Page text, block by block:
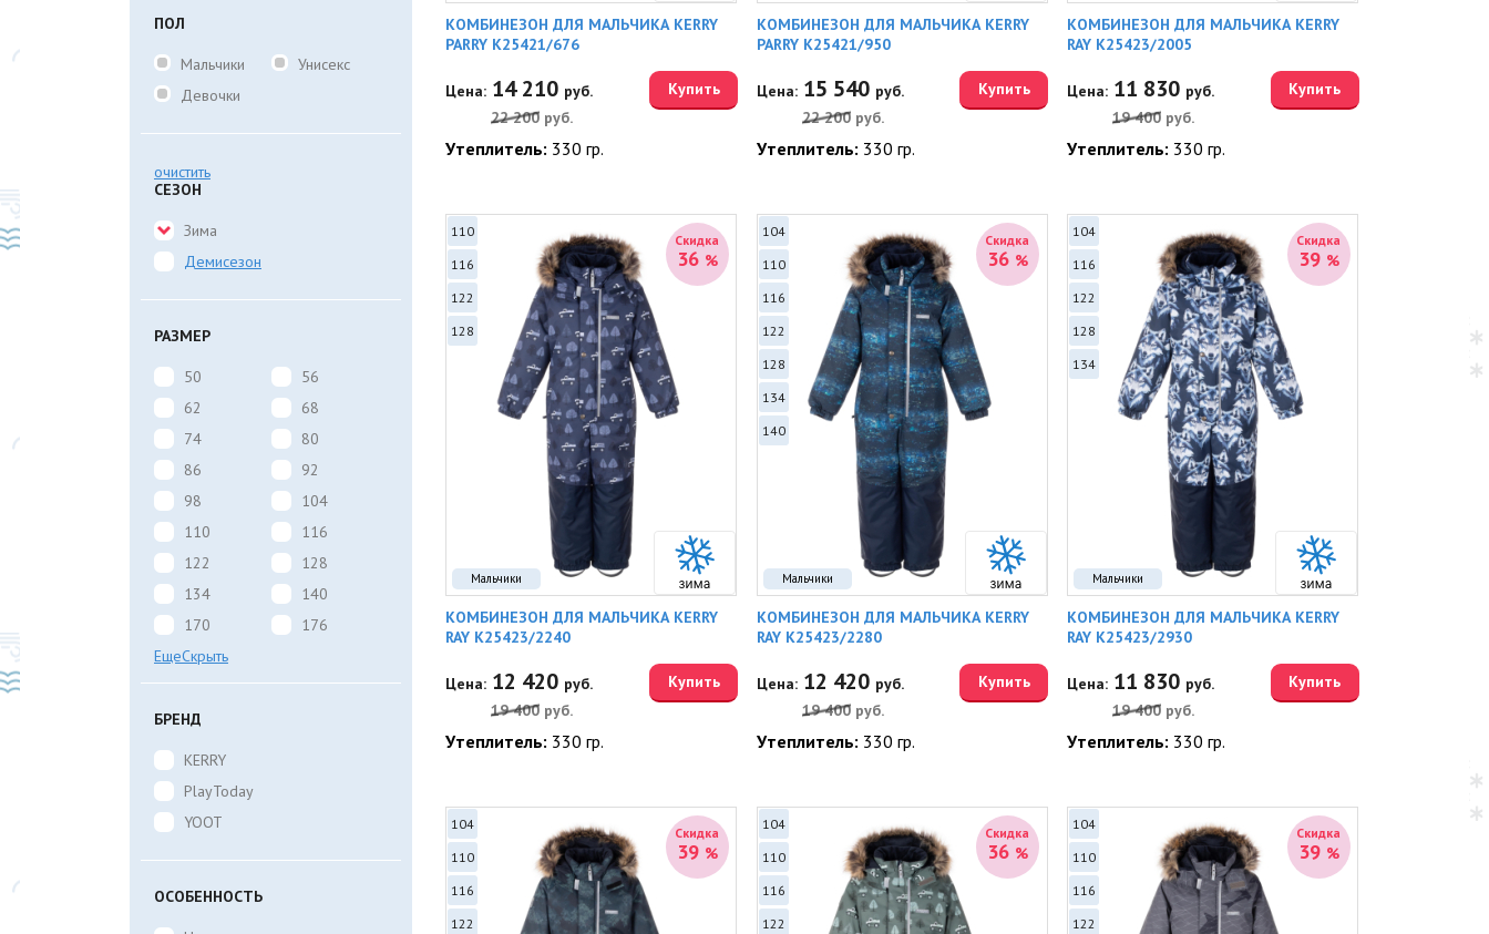
ПОЛ
Мальчики
Унисекс
Девочки
очистить
СЕЗОН
Зима
Демисезон
РАЗМЕР
50
56
62
68
74
80
86
92
98
104
110
116
122
128
134
140
170
176
ЕщеСкрыть
БРЕНД
KERRY
PlayToday
YOOT
ОСОБЕННОСТЬ
КОМБИНЕЗОН ДЛЯ МАЛЬЧИКА KERRY
PARRY K25421/676
Цена: 14 210 руб.
22 200 руб.
Купить
Утеплитель: 330 гр.
КОМБИНЕЗОН ДЛЯ МАЛЬЧИКА KERRY
PARRY K25421/950
Цена:15 540 руб.
22 200 руб.
Купить
Утеплитель: 330 гр.
КОМБИНЕЗОН ДЛЯ МАЛЬЧИКА KERRY
RAY K25423/2005
Цена: 11 830 руб.
19 400 руб.
Купить
Утеплитель: 330 гр.
Мальчики
Скидка
36 %
110
116
122
128
КОМБИНЕЗОН ДЛЯ МАЛЬЧИКА KERRY
RAY K25423/2240
Цена: 12 420 руб.
19 400 руб.
Купить
Утеплитель: 330 гр.
Мальчики
Скидка
36 %
104
110
116
122
128
134
140
КОМБИНЕЗОН ДЛЯ МАЛЬЧИКА KERRY
RAY K25423/2280
Цена:12 420 руб.
19 400 руб.
Купить
Утеплитель: 330 гр.
Мальчики
Скидка
39 %
104
116
122
128
134
КОМБИНЕЗОН ДЛЯ МАЛЬЧИКА KERRY
RAY K25423/2930
Цена: 11 830 руб.
19 400 руб.
Купить
Утеплитель: 330 гр.
Скидка
39 %
104
110
116
122
Скидка
36 %
104
110
116
122
Скидка
39 %
104
110
116
122